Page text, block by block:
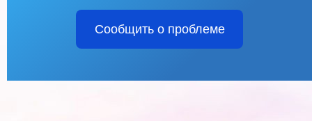
Сообщить о проблеме